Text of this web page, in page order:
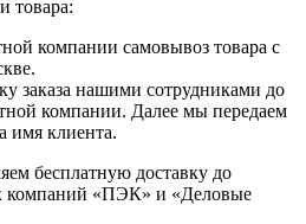
товара:
компании самовывоз товара с
заказа нашими сотрудниками до
компании. Далее мы передаем
имя клиента.
бесплатную доставку до
компаний «ПЭК» и «Деловые